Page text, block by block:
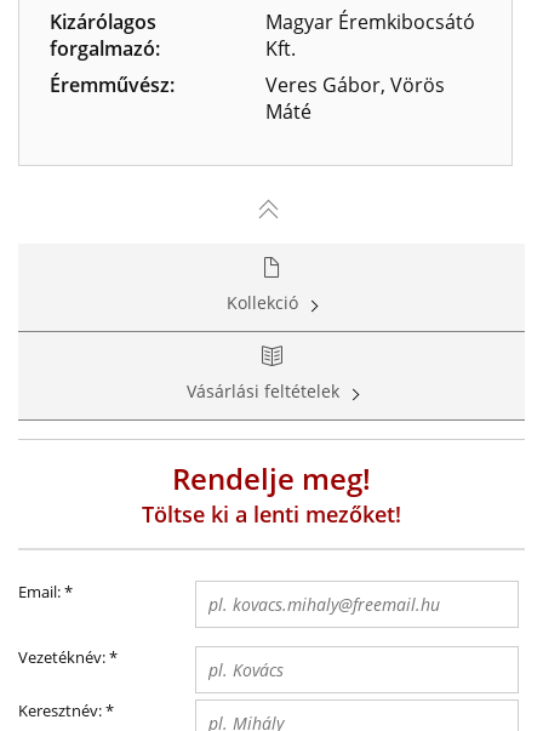
Kizárólagos
forgalmazó:
Magyar Éremkibocsátó
Kft.
Éremművész:
Veres Gábor, Vörös
Máté
Kollekció
Vásárlási feltételek
Rendelje meg!
Töltse ki a lenti mezőket!
Email:*
Vezetéknév:*
Keresztnév:*